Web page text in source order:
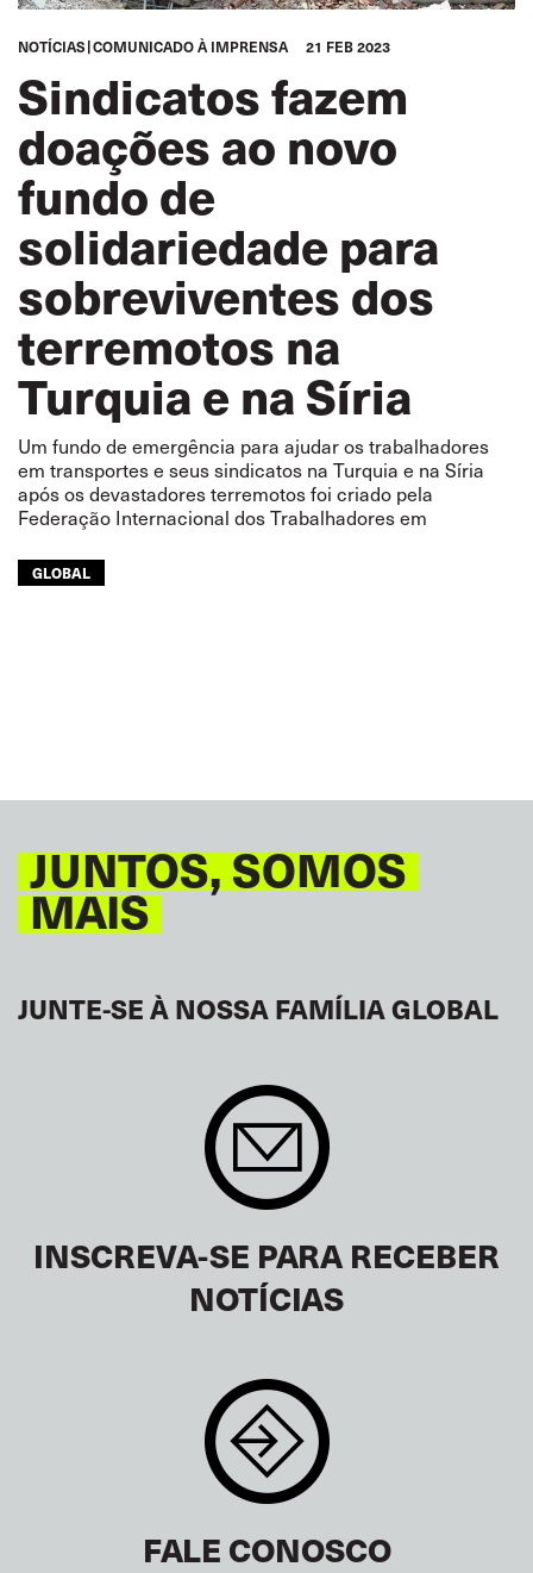
NOTÍCIAS COMUNICADO À IMPRENSA 21 FEB 2023
Sindicatos fazem
doações ao novo
fundo de
solidariedade para
sobreviventes dos
terremotos na
Turquia e na Síria
Um fundo de emergência para ajudar os trabalhadores
em transportes e seus sindicatos na Turquia e na Síria
após os devastadores terremotos foi criado pela
Federação Internacional dos Trabalhadores em
GLOBAL
JUNTOS, SOMOS
MAIS
JUNTE-SE À NOSSA FAMÍLIA GLOBAL
INSCREVA-SE PARA RECEBER
NOTÍCIAS
FALE CONOSCO